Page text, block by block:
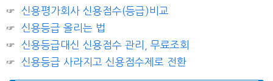
신용평가회사 신용점수(등급)비교
신용등급 올리는 법
신용등급대신 신용점수 관리, 무료조회
신용등급 사라지고 신용점수제로 전환